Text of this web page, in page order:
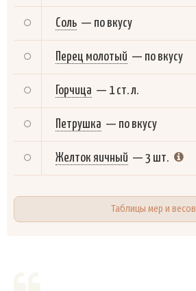
Соль — по вкусу
Перец молотый — по вкусу
Горчица — 1 ст. л.
Петрушка — по вкусу
Желток яичный — 3 шт.
Таблицы мер и весов